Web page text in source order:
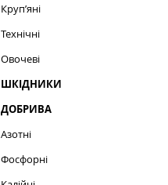
Круп’яні
Технічні
Овочеві
ШКІДНИКИ
ДОБРИВА
Азотні
Фосфорні